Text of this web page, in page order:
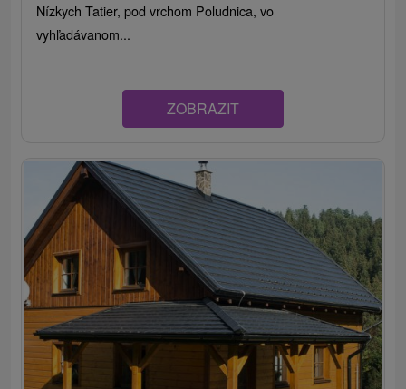
Nízkych Tatier, pod vrchom Poludnica, vo
vyhľadávanom...
ZOBRAZIT